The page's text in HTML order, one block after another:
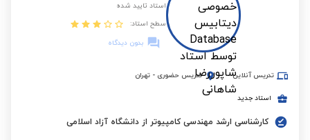
استاد تایید شده
سطح استاد:
بدون دیدگاه
تدریس آنلاین تدریس حضوری - تهران
استاد جدید
کارشناسی ارشد مهندسی کامپیوتر از دانشگاه آزاد اسلامی